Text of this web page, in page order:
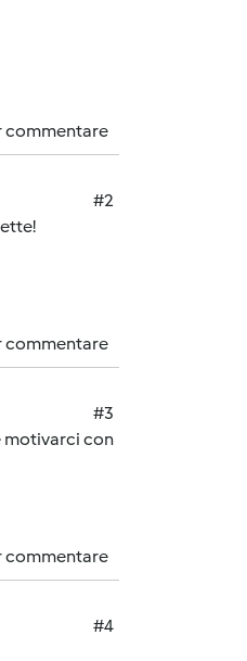
commentare
#2
commentare
#3
motivarci con
commentare
#4